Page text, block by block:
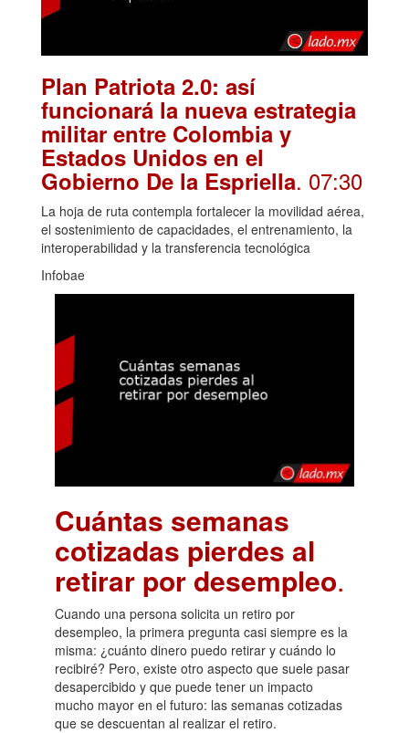
Plan Patriota 2.0: así
funcionará la nueva estrategia
militar entre Colombia y
Estados Unidos en el
Gobierno De la Espriella. 07:30
La hoja de ruta contempla fortalecer la movilidad aérea,
el sostenimiento de capacidades, el entrenamiento, la
interoperabilidad y la transferencia tecnológica
Infobae
Cuántas semanas
cotizadas pierdes al
retirar por desempleo.
Cuando una persona solicita un retiro por
desempleo, la primera pregunta casi siempre es la
misma: ¿cuánto dinero puedo retirar y cuándo lo
recibiré? Pero, existe otro aspecto que suele pasar
desapercibido y que puede tener un impacto
mucho mayor en el futuro: las semanas cotizadas
que se descuentan al realizar el retiro.